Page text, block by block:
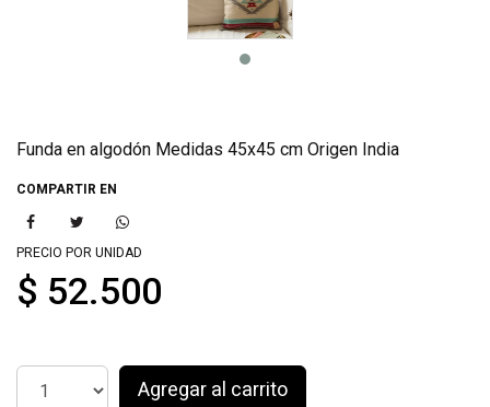
Funda en algodón Medidas 45x45 cm Origen India
COMPARTIR EN
PRECIO POR UNIDAD
$ 52.500
Agregar al carrito